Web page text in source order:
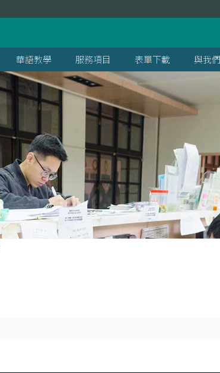
華語教學 服務項目 表單下載 與我